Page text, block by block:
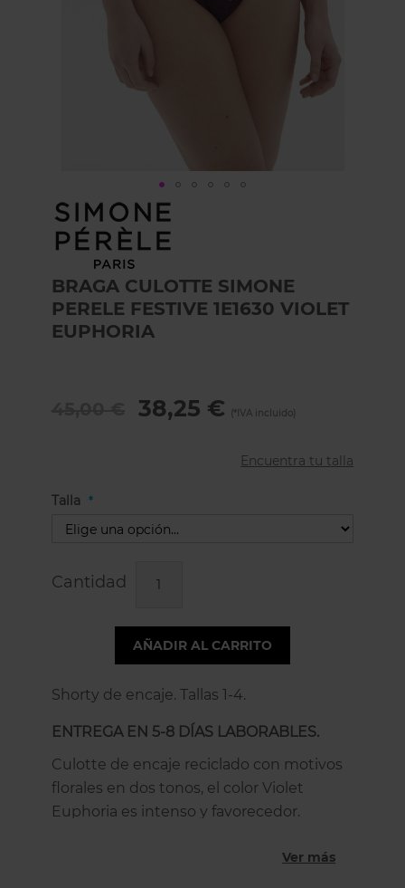
BRAGA CULOTTE SIMONE
PERELE FESTIVE 1E1630 VIOLET
EUPHORIA
38,25 €
Encuentra tu talla
Talla
Cantidad
AÑADIR AL CARRITO
Shorty de encaje. Tallas 1-4.
ENTREGA EN 5-8 DÍAS LABORABLES.
Culotte de encaje reciclado con motivos
florales en dos tonos, el color Violet
Euphoria es intenso y favorecedor.
confeccionado con encaje y deja al
Ver más
images
gallery